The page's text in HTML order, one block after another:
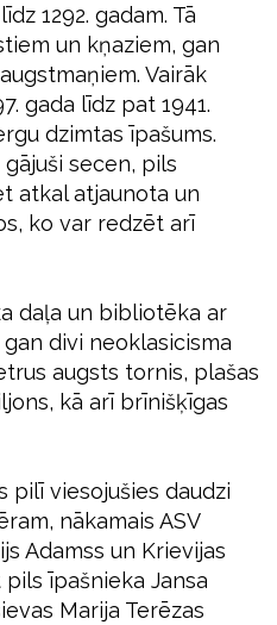
1292. gadam. Tā
un kņaziem, gan
Vairāk
gada līdz pat 1941.
dzimtas īpašums.
secen, pils
atkal atjaunota un
ko var redzēt arī
daļa un bibliotēka ar
divi neoklasicisma
augsts tornis, plašas
kā arī brīnišķīgas
pilī viesojušies daudzi
nākamais ASV
Adamss un Krievijas
īpašnieka Jansa
Marija Terēzas